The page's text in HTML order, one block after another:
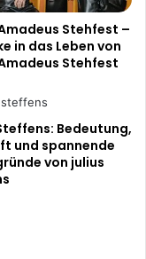
Stehfest –
in das Leben von
Stehfest
Bedeutung,
und spannende
von julius